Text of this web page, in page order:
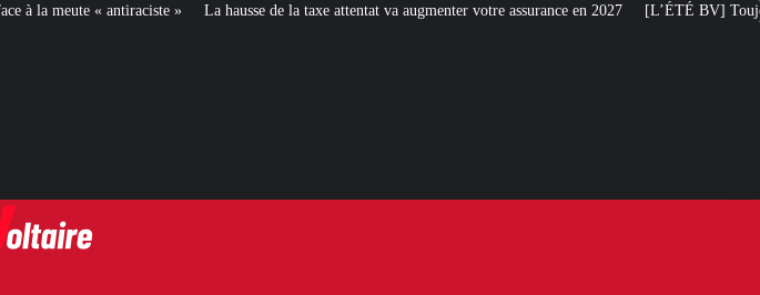
La hausse de la taxe attentat va augmenter votre assurance en 2027 [L’ÉTÉ BV] Toujours plus de taxes : la France